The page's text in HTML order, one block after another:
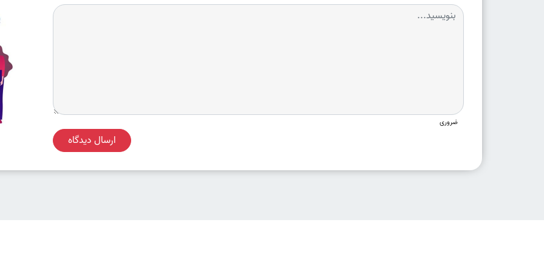
ضروری
ارسال دیدگاه